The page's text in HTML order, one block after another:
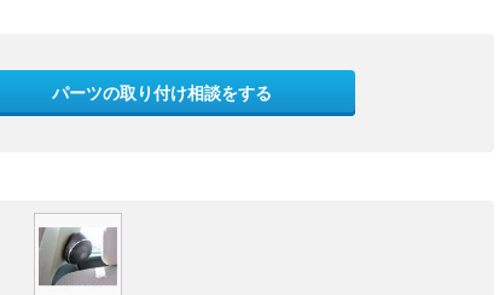
パーツの取り付け相談をする